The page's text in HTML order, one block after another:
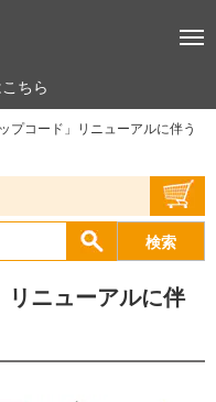
ちら
プコード」リニューアルに伴う
リニューアルに伴